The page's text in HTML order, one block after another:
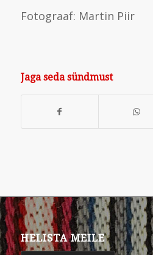
Fotograaf: Martin Piir
Jaga seda sündmust
HELISTA MEILE